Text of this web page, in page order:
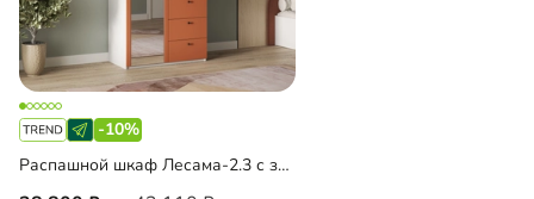
-10%
Распашной шкаф Лесама-2.3 с зеркалом